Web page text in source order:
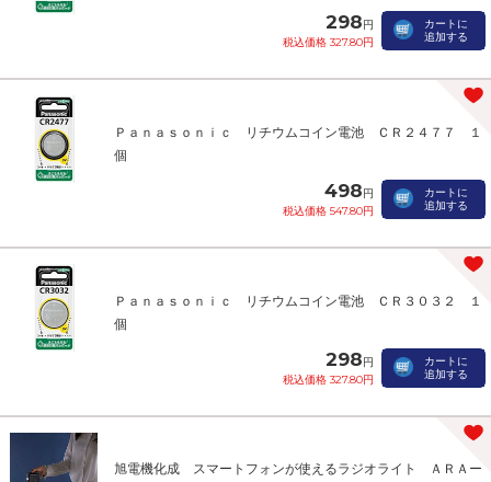
298円
税込価格 327.80円
カートに
追加する
Ｐａｎａｓｏｎｉｃ リチウムコイン電池 ＣＲ２４７７ １
個
498円
税込価格 547.80円
カートに
追加する
Ｐａｎａｓｏｎｉｃ リチウムコイン電池 ＣＲ３０３２ １
個
298円
税込価格 327.80円
カートに
追加する
旭電機化成 スマートフォンが使えるラジオライト ＡＲＡー